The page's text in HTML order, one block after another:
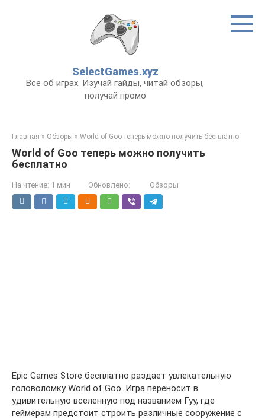
SelectGames.xyz
Все об играх. Изучай гайды, читай обзоры,
получай промо
Главная » Обзоры » World of Goo теперь можно получить бесплатно
World of Goo теперь можно получить
бесплатно
На чтение: 1 мин Обновлено: Обзоры
Epic Games Store бесплатно раздает увлекательную
головоломку World of Goo. Игра переносит в
удивительную вселенную под названием Гуу, где
геймерам предстоит строить различные сооружение с